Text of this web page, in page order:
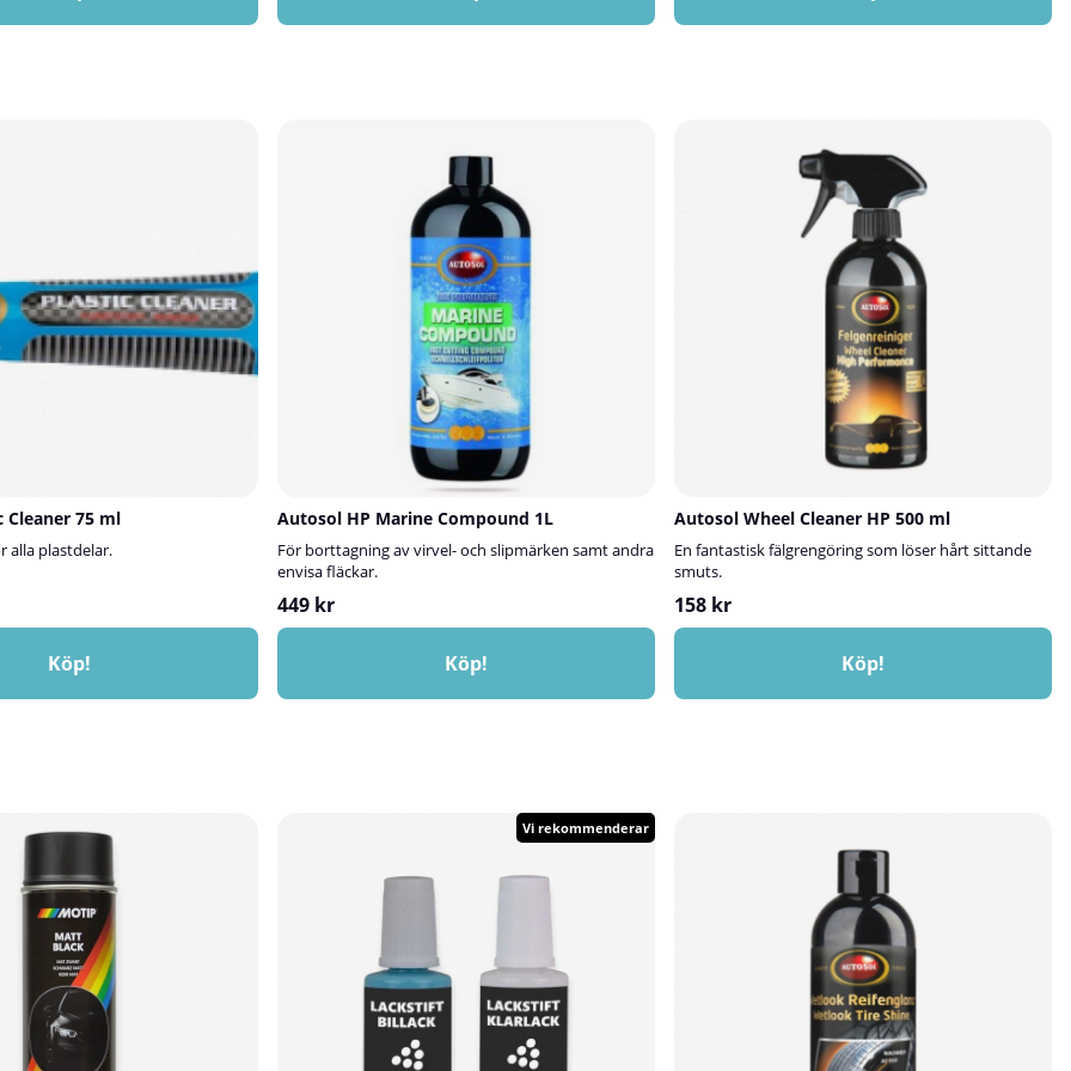
metallpartiklar – utan att skada
levereras i en praktisk sprayflaska
ytan med en våt
med vatten.Tvätta bilen med
för bästa finish.Torka bilen med
sämskskinn.⚠️ Tips &
inte på varma ytor eller i direkt
och professionellt intryck.Förutom att ge glans
skyddar Wetlook Tire Shine däcken mot uttorkning,
länge.Skyddar däcken: Motverkar uttorkning och
sprickbildning.Långvarig effekt: Håller glansen och
skyddet över tid.Enkel applicering: Svampapplicering
ger full kontroll och jämn finish.🛠️ Så här använder
du Autosol Wetlook Tire ShineLäs instruktionerna på
flaskan före användning.Skaka flaskan
ordentligt.Rengör däcken noggrant och se till att de
är helt torra.Applicera med en svamp på däcksidorna
tills önskad glans uppnås.Låt torka.⚠️ OBS! Använd
inte produkten på motorcykel- eller cykelhjul – risk
som annars kräver hård bearbetning – och bleker
ytorna rena på bara några minuter.Vid regelbunden
bleker ytan ren på bara ett par minuterLätt att
använda – sprayform för enkel
appliceringUnderlättar underhåll och bevarande av
båtens ytskiktAnvändningsområdeGelcoat och
lackerade ytor vid och under
vattenlinjenMissfärgningar, gulning och svår smuts
på fiberglas och plastPassar för årlig rengöring eller
vid behov av extra djuprengöringSå här använder du
Autosol Waterline CleanerSpola av ytan med kraftig
vattenstråle för att ta bort lös smuts.Spraya Autosol
Waterline Cleaner direkt på de missfärgade
områdena.Låt verka i några minuter – men låt inte
produkten torka in.Skölj ytan noggrant med
vatten.Vid behov – upprepa behandlingen och
använd svamp eller borste för extra effekt.
Cleaner 75 ml
alla plastdelar.
Köp!
Autosol HP Marine Compound 1L
För borttagning av virvel- och slipmärken samt andra
envisa fläckar.
449 kr
Köp!
Autosol Wheel Cleaner HP 500 ml
En fantastisk fälgrengöring som löser hårt sittande
smuts.
158 kr
Köp!
Vi rekommenderar